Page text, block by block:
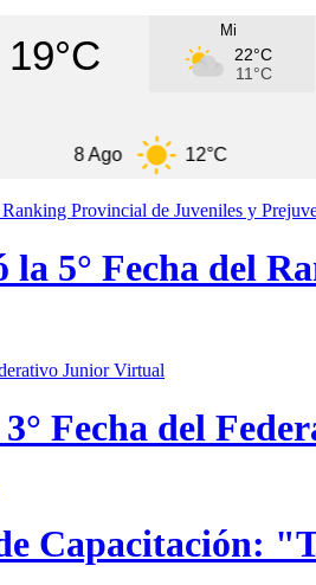
19°C
Mi
22°C
11°C
12°C
5° Fecha del
3° Fecha del
Capacitación: